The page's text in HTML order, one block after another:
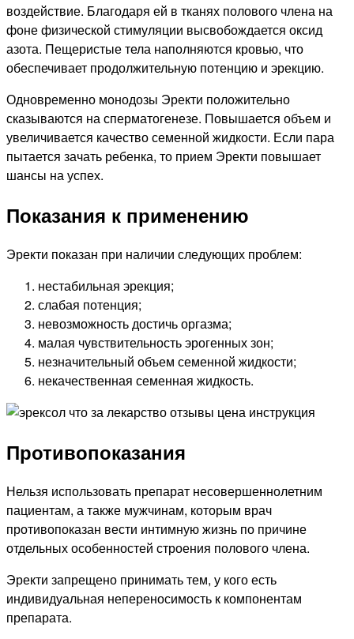
воздействие. Благодаря ей в тканях полового члена на
фоне физической стимуляции высвобождается оксид
азота. Пещеристые тела наполняются кровью, что
обеспечивает продолжительную потенцию и эрекцию.
Одновременно монодозы Эректи положительно
сказываются на сперматогенезе. Повышается объем и
увеличивается качество семенной жидкости. Если пара
пытается зачать ребенка, то прием Эректи повышает
шансы на успех.
Показания к применению
Эректи показан при наличии следующих проблем:
нестабильная эрекция;
слабая потенция;
невозможность достичь оргазма;
малая чувствительность эрогенных зон;
незначительный объем семенной жидкости;
некачественная семенная жидкость.
Противопоказания
Нельзя использовать препарат несовершеннолетним
пациентам, а также мужчинам, которым врач
противопоказан вести интимную жизнь по причине
отдельных особенностей строения полового члена.
Эректи запрещено принимать тем, у кого есть
индивидуальная непереносимость к компонентам
препарата.